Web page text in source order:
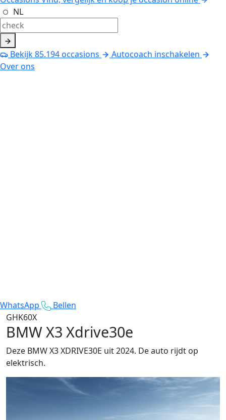
NL
Bekijk85.194occasions
Autocoach inschakelen
Over ons
WhatsApp
Bellen
GHK60X
BMW X3 Xdrive30e
Deze BMW X3 XDRIVE30E uit 2024. De auto rijdt op
elektrisch.